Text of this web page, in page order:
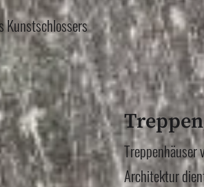
Kunstschlossers
Treppenhäuser
Architektur